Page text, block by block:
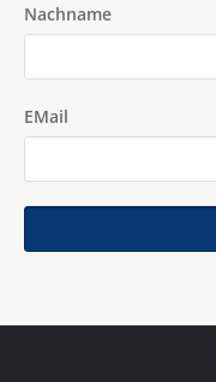
Nachname
EMail